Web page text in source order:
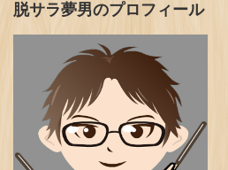
脱サラ夢男のプロフィール